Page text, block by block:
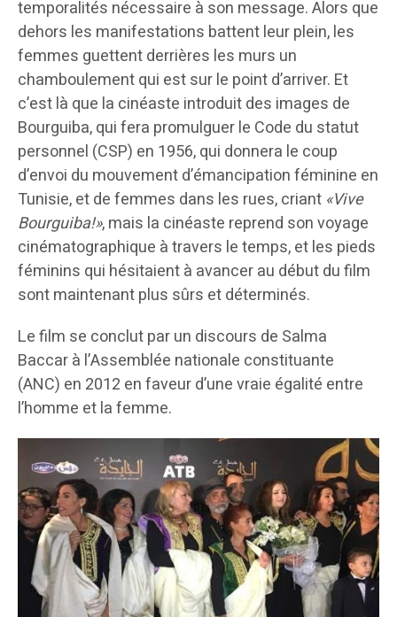
temporalités nécessaire à son message. Alors que
dehors les manifestations battent leur plein, les
femmes guettent derrières les murs un
chamboulement qui est sur le point d’arriver. Et
c’est là que la cinéaste introduit des images de
Bourguiba, qui fera promulguer le Code du statut
personnel (CSP) en 1956, qui donnera le coup
d’envoi du mouvement d’émancipation féminine en
Tunisie, et de femmes dans les rues, criant «Vive
Bourguiba!», mais la cinéaste reprend son voyage
cinématographique à travers le temps, et les pieds
féminins qui hésitaient à avancer au début du film
sont maintenant plus sûrs et déterminés.
Le film se conclut par un discours de Salma
Baccar à l’Assemblée nationale constituante
(ANC) en 2012 en faveur d’une vraie égalité entre
l’homme et la femme.